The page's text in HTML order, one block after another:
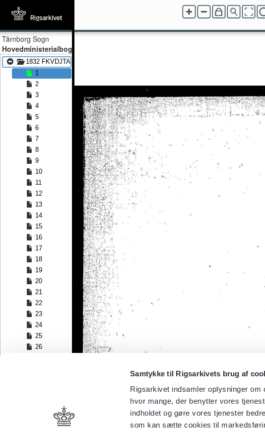
Samtykke til Rigsarkivets brug af
Rigsarkivet indsamler oplysninger
hvor mange, der benytter vores
indholdet og gøre vores tjenester
som kan sætte cookies til
Tårnborg Sogn
Hovedministerialbog
1832 FKVDJTA - 1840 FKVDJTA
1
2
3
4
5
6
7
8
9
10
11
12
13
14
15
16
17
18
19
20
21
22
23
24
25
26